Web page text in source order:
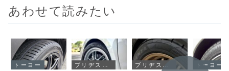
あわせて読みたい
トーヨー トーヨー